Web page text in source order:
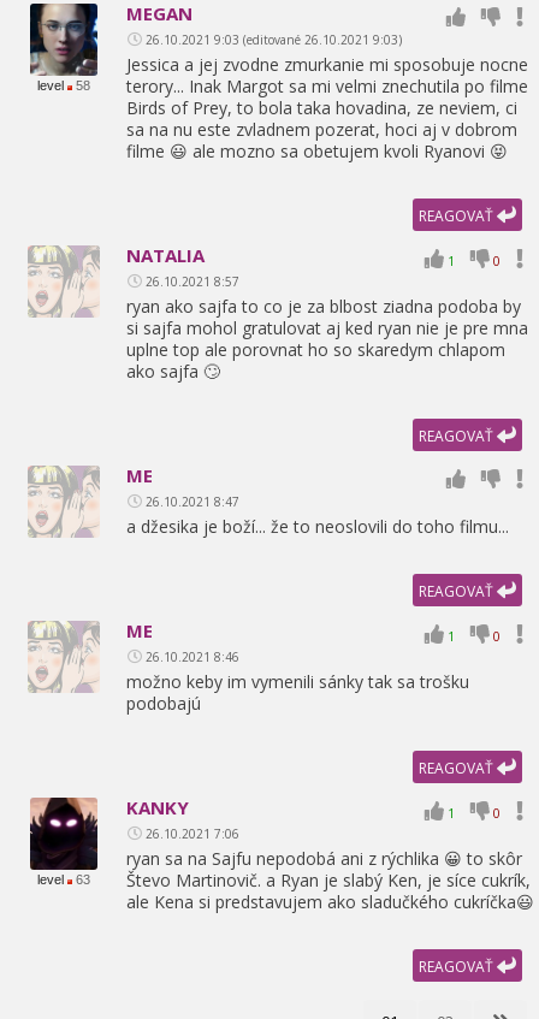
level 58
MEGAN
26.10.2021 9:03 (editované 26.10.2021 9:03)
Jessica a jej zvodne zmurkanie mi sposobuje nocne
terory... Inak Margot sa mi velmi znechutila po filme
Birds of Prey, to bola taka hovadina, ze neviem, ci
sa na nu este zvladnem pozerat, hoci aj v dobrom
filme 😃 ale mozno sa obetujem kvoli Ryanovi 😝
REAGOVAŤ
1 0
NATALIA
26.10.2021 8:57
ryan ako sajfa to co je za blbost ziadna podoba by
si sajfa mohol gratulovat aj ked ryan nie je pre mna
uplne top ale porovnat ho so skaredym chlapom
ako sajfa 🙄
REAGOVAŤ
ME
26.10.2021 8:47
a džesika je boží... že to neoslovili do toho filmu...
REAGOVAŤ
1 0
ME
26.10.2021 8:46
možno keby im vymenili sánky tak sa trošku
podobajú
REAGOVAŤ
level 63
1 0
KANKY
26.10.2021 7:06
ryan sa na Sajfu nepodobá ani z rýchlika 😀 to skôr
Števo Martinovič. a Ryan je slabý Ken, je síce cukrík,
ale Kena si predstavujem ako sladučkého cukríčka😃
REAGOVAŤ